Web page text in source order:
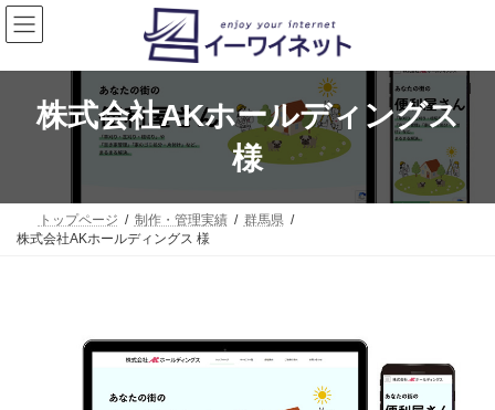
コ
ン
テ
ン
ナ
ビ
ゲ
ー
株式会社AKホールディングス
様
トップページ 制作・管理実績
群馬県
株式会社AKホールディングス 様